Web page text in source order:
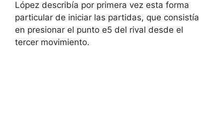
López describía por primera vez esta forma
particular de iniciar las partidas, que consistía
en presionar el punto e5 del rival desde el
tercer movimiento.